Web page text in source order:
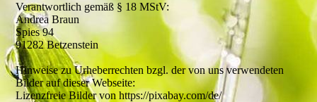
Verantwortlich gemäß § 18 MStV:
Andrea Braun
Spies 94
91282 Betzenstein
Hinweise zu Urheberrechten bzgl. der von uns verwendeten
Bilder auf dieser Webseite:
Lizenzfreie Bilder von https://pixabay.com/de/